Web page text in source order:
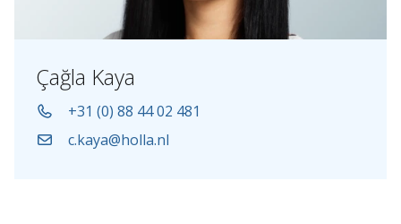
Çağla Kaya
+31 (0) 88 44 02 481
c.kaya@holla.nl